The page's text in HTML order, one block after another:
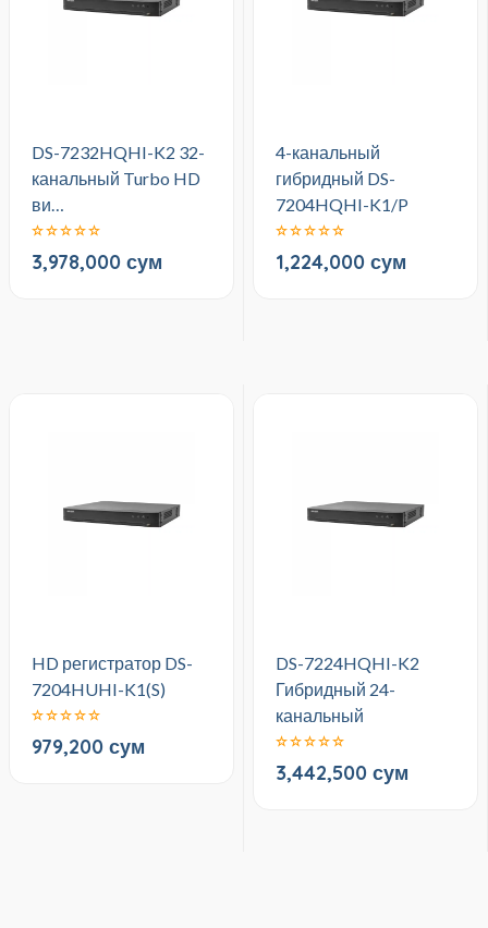
DS-7232HQHI-K2 32-
канальный Turbo HD
ви…
3,978,000 сум
4-канальный
гибридный DS-
7204HQHI-K1/P
1,224,000 сум
HD регистратор DS-
7204HUHI-K1(S)
979,200 сум
DS-7224HQHI-K2
Гибридный 24-
канальный
3,442,500 сум